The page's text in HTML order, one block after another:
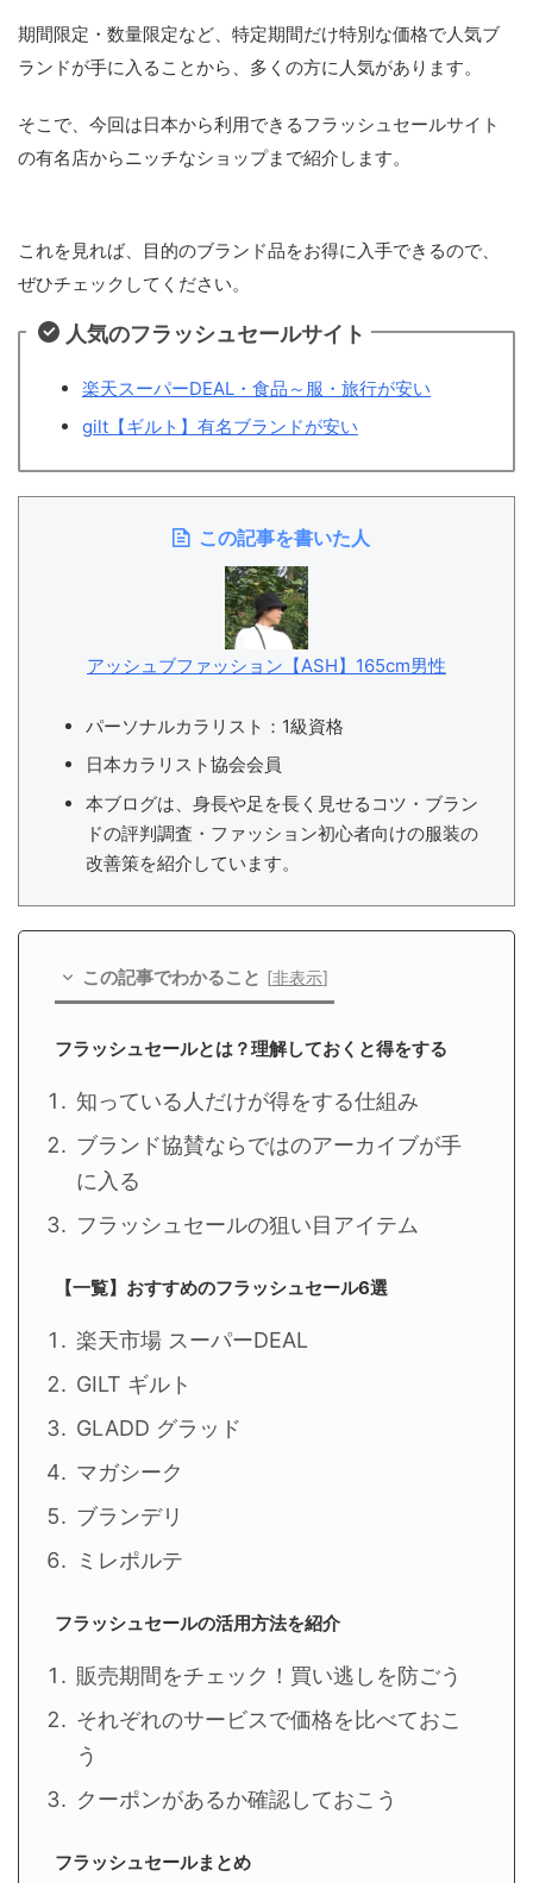
期間限定・数量限定など、特定期間だけ特別な価格で人気ブ
ランドが手に入ることから、多くの方に人気があります。
そこで、今回は日本から利用できるフラッシュセールサイト
の有名店からニッチなショップまで紹介します。
これを見れば、目的のブランド品をお得に入手できるので、
ぜひチェックしてください。
人気のフラッシュセールサイト
楽天スーパーDEAL・食品～服・旅行が安い
gilt【ギルト】有名ブランドが安い
この記事を書いた人
アッシュブファッション【ASH】165cm男性
パーソナルカラリスト：1級資格
日本カラリスト協会会員
本ブログは、身長や足を長く見せるコツ・ブラン
ドの評判調査・ファッション初心者向けの服装の
改善策を紹介しています。
この記事でわかること [非表示]
フラッシュセールとは？理解しておくと得をする
知っている人だけが得をする仕組み
ブランド協賛ならではのアーカイブが手
に入る
フラッシュセールの狙い目アイテム
【一覧】おすすめのフラッシュセール6選
楽天市場 スーパーDEAL
GILT ギルト
GLADD グラッド
マガシーク
ブランデリ
ミレポルテ
フラッシュセールの活用方法を紹介
販売期間をチェック！買い逃しを防ごう
それぞれのサービスで価格を比べておこ
う
クーポンがあるか確認しておこう
フラッシュセールまとめ